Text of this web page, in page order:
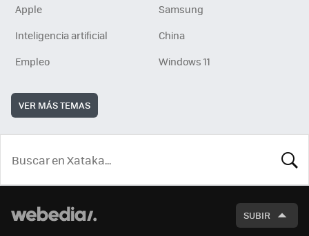
Apple
Samsung
Inteligencia artificial
China
Empleo
Windows 11
VER MÁS TEMAS
SUBIR